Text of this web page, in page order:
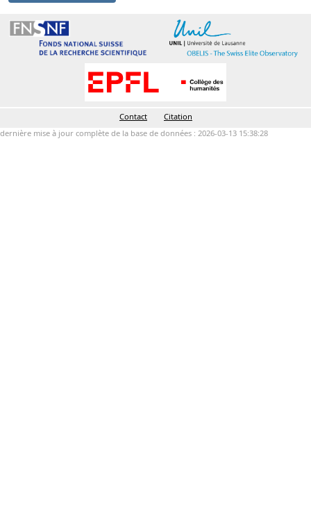
Contact
Citation
dernière mise à jour complète de la base de données : 2026-03-13 15:38:28